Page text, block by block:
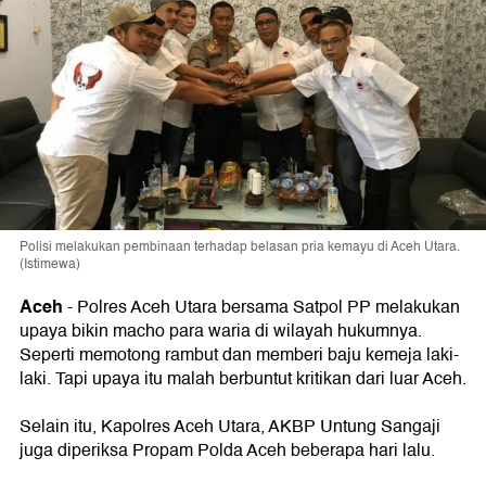
Polisi melakukan pembinaan terhadap belasan pria kemayu di Aceh Utara.
(Istimewa)
Aceh-Polres Aceh Utara bersama Satpol PP melakukan
upaya bikin macho para waria di wilayah hukumnya.
Seperti memotong rambut dan memberi baju kemeja laki-
laki. Tapi upaya itu malah berbuntut kritikan dari luar Aceh.
Selain itu, Kapolres Aceh Utara, AKBP Untung Sangaji
juga diperiksa Propam Polda Aceh beberapa hari lalu.